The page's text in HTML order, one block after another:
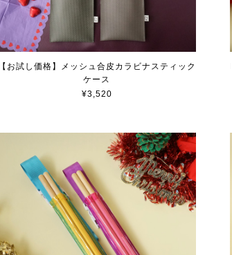
【お試し価格】メッシュ合皮カラビナスティック
ケース
¥3,520